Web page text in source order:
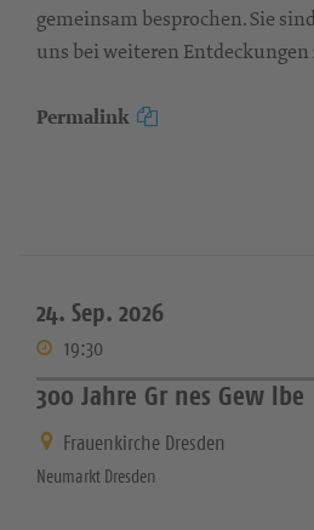
gemeinsam besprochen. Sie
uns bei weiteren
Permalink
24. Sep. 2026
19:30
300 Jahre Gr nes Gew lbe
Frauenkirche Dresden
Neumarkt Dresden